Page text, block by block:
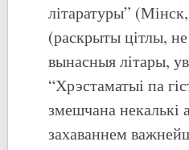
літаратуры”
(раскрыты цітлы,
вынасныя літары,
“Хрэстаматыі па
змешчана некалькі
захаваннем